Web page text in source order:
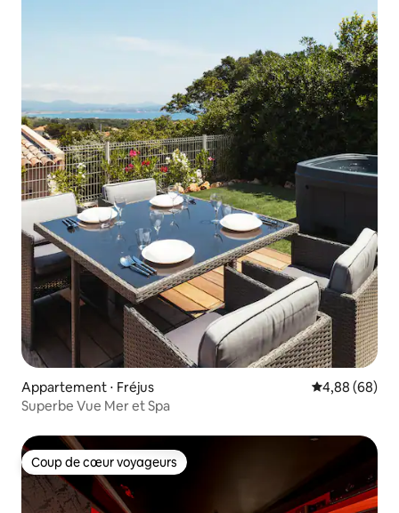
Appartement ⋅ Fréjus Évaluation
4,88 (68)
Superbe Vue Mer et Spa
Coup de cœur voyageurs
Coup de cœur voyageurs